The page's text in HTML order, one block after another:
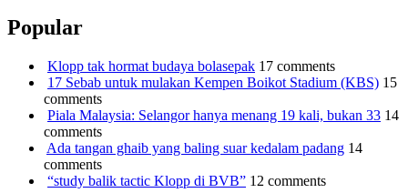
Popular
Klopp tak hormat budaya bolasepak 17 comments
17 Sebab untuk mulakan Kempen Boikot Stadium (KBS) 15
comments
Piala Malaysia: Selangor hanya menang 19 kali, bukan 33 14
comments
Ada tangan ghaib yang baling suar kedalam padang 14
comments
“study balik tactic Klopp di BVB” 12 comments